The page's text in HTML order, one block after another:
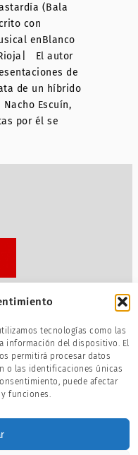
tecnologías como las
información del dispositivo. El
permitirá procesar datos
o las identificaciones únicas
puede afectar
funciones.
(Bala
con
enBlanco
El autor
de
de un híbrido
Escuín,
por él se